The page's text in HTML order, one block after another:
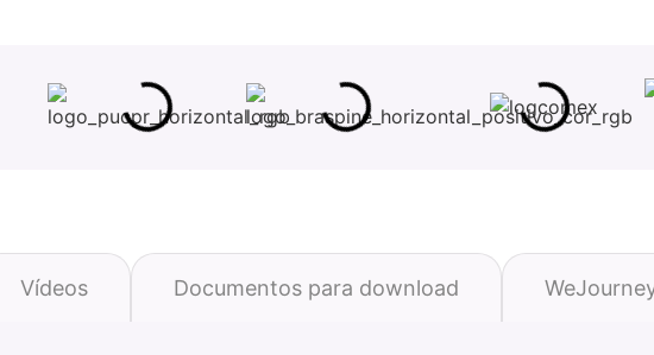
Vídeos Documentos para download